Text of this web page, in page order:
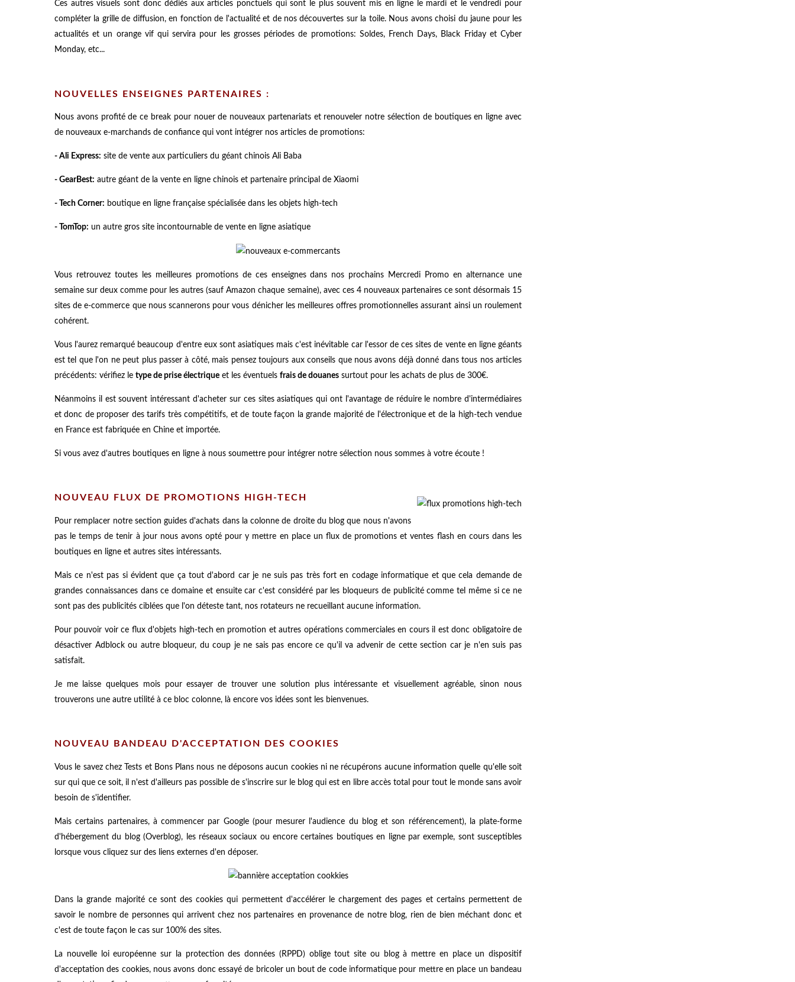
Ces autres visuels sont donc dédiés aux articles ponctuels qui sont le plus souvent mis en ligne le mardi et le vendredi pour
compléter la grille de diffusion, en fonction de l'actualité et de nos découvertes sur la toile. Nous avons choisi du jaune pour les
actualités et un orange vif qui servira pour les grosses périodes de promotions: Soldes, French Days, Black Friday et Cyber
Monday, etc...
NOUVELLES ENSEIGNES PARTENAIRES :
Nous avons profité de ce break pour nouer de nouveaux partenariats et renouveler notre sélection de boutiques en ligne avec
de nouveaux e-marchands de confiance qui vont intégrer nos articles de promotions:
- Ali Express: site de vente aux particuliers du géant chinois Ali Baba
- GearBest: autre géant de la vente en ligne chinois et partenaire principal de Xiaomi
- Tech Corner: boutique en ligne française spécialisée dans les objets high-tech
- TomTop: un autre gros site incontournable de vente en ligne asiatique
Vous retrouvez toutes les meilleures promotions de ces enseignes dans nos prochains Mercredi Promo en alternance une
semaine sur deux comme pour les autres (sauf Amazon chaque semaine), avec ces 4 nouveaux partenaires ce sont désormais 15
sites de e-commerce que nous scannerons pour vous dénicher les meilleures offres promotionnelles assurant ainsi un roulement
cohérent.
Vous l'aurez remarqué beaucoup d'entre eux sont asiatiques mais c'est inévitable car l'essor de ces sites de vente en ligne géants
est tel que l'on ne peut plus passer à côté, mais pensez toujours aux conseils que nous avons déjà donné dans tous nos articles
précédents: vérifiez le type de prise électrique et les éventuels frais de douanes surtout pour les achats de plus de 300€.
Néanmoins il est souvent intéressant d'acheter sur ces sites asiatiques qui ont l'avantage de réduire le nombre d'intermédiaires
et donc de proposer des tarifs très compétitifs, et de toute façon la grande majorité de l'électronique et de la high-tech vendue
en France est fabriquée en Chine et importée.
Si vous avez d'autres boutiques en ligne à nous soumettre pour intégrer notre sélection nous sommes à votre écoute !
NOUVEAU FLUX DE PROMOTIONS HIGH-TECH
Pour remplacer notre section guides d'achats dans la colonne de droite du blog que nous n'avons
pas le temps de tenir à jour nous avons opté pour y mettre en place un flux de promotions et ventes flash en cours dans les
boutiques en ligne et autres sites intéressants.
Mais ce n'est pas si évident que ça tout d'abord car je ne suis pas très fort en codage informatique et que cela demande de
grandes connaissances dans ce domaine et ensuite car c'est considéré par les bloqueurs de publicité comme tel même si ce ne
sont pas des publicités ciblées que l'on déteste tant, nos rotateurs ne recueillant aucune information.
Pour pouvoir voir ce flux d'objets high-tech en promotion et autres opérations commerciales en cours il est donc obligatoire de
désactiver Adblock ou autre bloqueur, du coup je ne sais pas encore ce qu'il va advenir de cette section car je n'en suis pas
satisfait.
Je me laisse quelques mois pour essayer de trouver une solution plus intéressante et visuellement agréable, sinon nous
trouverons une autre utilité à ce bloc colonne, là encore vos idées sont les bienvenues.
NOUVEAU BANDEAU D'ACCEPTATION DES COOKIES
Vous le savez chez Tests et Bons Plans nous ne déposons aucun cookies ni ne récupérons aucune information quelle qu'elle soit
sur qui que ce soit, il n'est d'ailleurs pas possible de s'inscrire sur le blog qui est en libre accès total pour tout le monde sans avoir
besoin de s'identifier.
Mais certains partenaires, à commencer par Google (pour mesurer l'audience du blog et son référencement), la plate-forme
d'hébergement du blog (Overblog), les réseaux sociaux ou encore certaines boutiques en ligne par exemple, sont susceptibles
lorsque vous cliquez sur des liens externes d'en déposer.
Dans la grande majorité ce sont des cookies qui permettent d'accélérer le chargement des pages et certains permettent de
savoir le nombre de personnes qui arrivent chez nos partenaires en provenance de notre blog, rien de bien méchant donc et
c'est de toute façon le cas sur 100% des sites.
La nouvelle loi européenne sur la protection des données (RPPD) oblige tout site ou blog à mettre en place un dispositif
d'acceptation des cookies, nous avons donc essayé de bricoler un bout de code informatique pour mettre en place un bandeau